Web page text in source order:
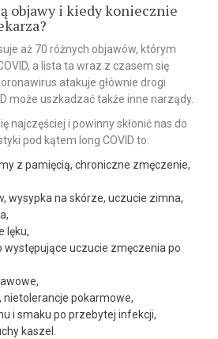
objawy i kiedy koniecznie
aż 70 różnych objawów, którym
a lista ta wraz z czasem się
atakuje głównie drogi
może uszkadzać także inne narządy.
najczęściej i powinny skłonić nas do
pod kątem long COVID to:
z pamięcią, chroniczne zmęczenie,
wysypka na skórze, uczucie zimna,
lęku,
występujące uczucie zmęczenia po
nietolerancje pokarmowe,
i smaku po przebytej infekcji,
kaszel.